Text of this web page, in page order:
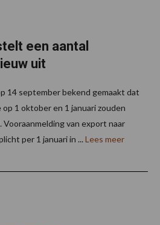
een aantal
uit
14 september bekend gemaakt dat
1 oktober en 1 januari zouden
van export naar
per 1 januari in ... Lees meer